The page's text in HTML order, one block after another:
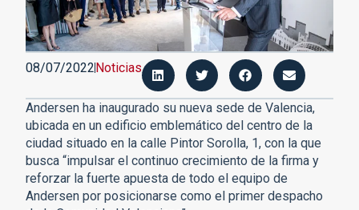
08/07/2022Noticias
Andersen ha inaugurado su nueva sede de Valencia,
ubicada en un edificio emblemático del centro de la
ciudad situado en la calle Pintor Sorolla, 1, con la que
busca “impulsar el continuo crecimiento de la firma y
reforzar la fuerte apuesta de todo el equipo de
Andersen por posicionarse como el primer despacho